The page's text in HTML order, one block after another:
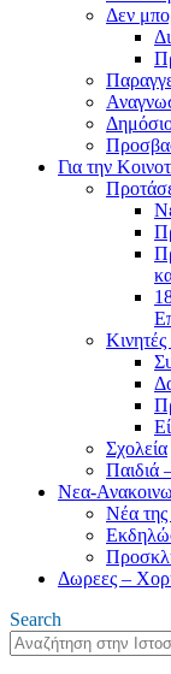
Δεν
Για την
Σχολεία
Παιδιά
Νεα-
Νέα της
Δωρεες –
Search